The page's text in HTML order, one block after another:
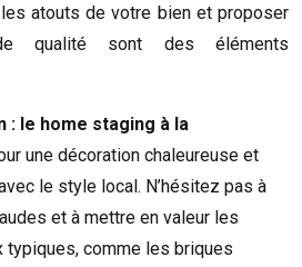
atouts de votre bien et proposer
qualité sont des éléments
: le home staging à la
une décoration chaleureuse et
le style local. N’hésitez pas à
et à mettre en valeur les
typiques, comme les briques